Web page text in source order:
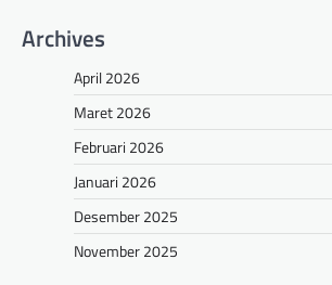
Archives
April 2026
Maret 2026
Februari 2026
Januari 2026
Desember 2025
November 2025